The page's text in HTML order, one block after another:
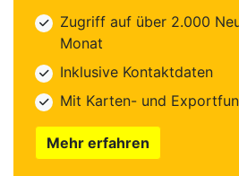
Zugriff auf über 2.000
Monat
Inklusive Kontaktdaten
Mit Karten- und
Mehr erfahren